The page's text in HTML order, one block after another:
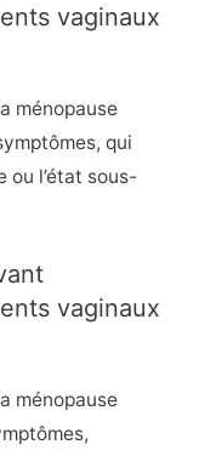
vaginaux
ménopause
qui
l’état sous-
vaginaux
ménopause